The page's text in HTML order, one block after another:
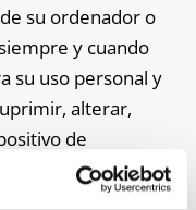
su ordenador o
y cuando
su uso personal y
alterar,
de
que estuviera